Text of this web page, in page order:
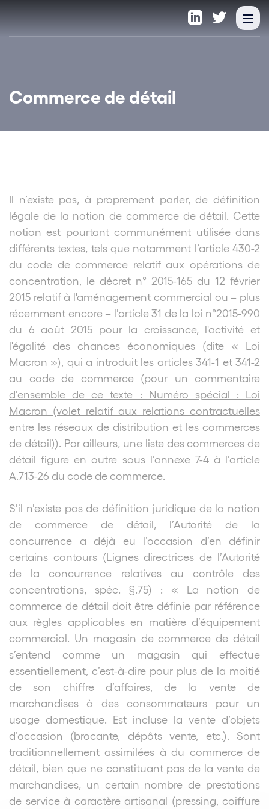
Commerce de détail
Il n’existe pas, à proprement parler, de définition
légale de la notion de commerce de détail. Cette
notion est pourtant communément utilisée dans
différents textes, tels que notamment l’article 430-2
du code de commerce relatif aux opérations de
concentration, le décret n° 2015-165 du 12 février
2015 relatif à l'aménagement commercial ou – plus
récemment encore – l’article 31 de la loi n°2015-990
du 6 août 2015 pour la croissance, l'activité et
l'égalité des chances économiques (dite « Loi
Macron »), qui a introduit les articles 341-1 et 341-2
au code de commerce (pour un commentaire
d’ensemble de ce texte : Numéro spécial : Loi
Macron (volet relatif aux relations contractuelles
entre les réseaux de distribution et les commerces
de détail)). Par ailleurs, une liste des commerces de
détail figure en outre sous l’annexe 7-4 à l’article
A.713-26 du code de commerce.
S’il n’existe pas de définition juridique de la notion
de commerce de détail, l’Autorité de la
concurrence a déjà eu l’occasion d’en définir
certains contours (Lignes directrices de l’Autorité
de la concurrence relatives au contrôle des
concentrations, spéc. §.75) : « La notion de
commerce de détail doit être définie par référence
aux règles applicables en matière d’équipement
commercial. Un magasin de commerce de détail
s’entend comme un magasin qui effectue
essentiellement, c’est-à-dire pour plus de la moitié
de son chiffre d’affaires, de la vente de
marchandises à des consommateurs pour un
usage domestique. Est incluse la vente d’objets
d’occasion (brocante, dépôts vente, etc.). Sont
traditionnellement assimilées à du commerce de
détail, bien que ne constituant pas de la vente de
marchandises, un certain nombre de prestations
de service à caractère artisanal (pressing, coiffure